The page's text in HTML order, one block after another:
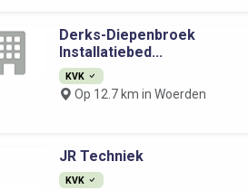
Derks-Diepenbroek
Installatiebed...
KVK
Op 12.7 km in Woerden
JR Techniek
KVK